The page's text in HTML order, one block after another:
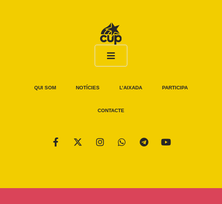
QUI SOM NOTÍCIES L’AIXADA PARTICIPA
CONTACTE